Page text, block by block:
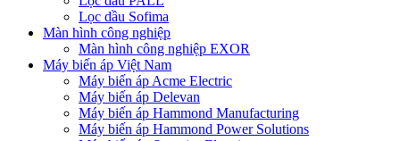
Lọc dầu Sofima
Màn hình công nghiệp
Màn hình công nghiệp EXOR
Máy biến áp Việt Nam
Máy biến áp Acme Electric
Máy biến áp Delevan
Máy biến áp Hammond Manufacturing
Máy biến áp Hammond Power Solutions